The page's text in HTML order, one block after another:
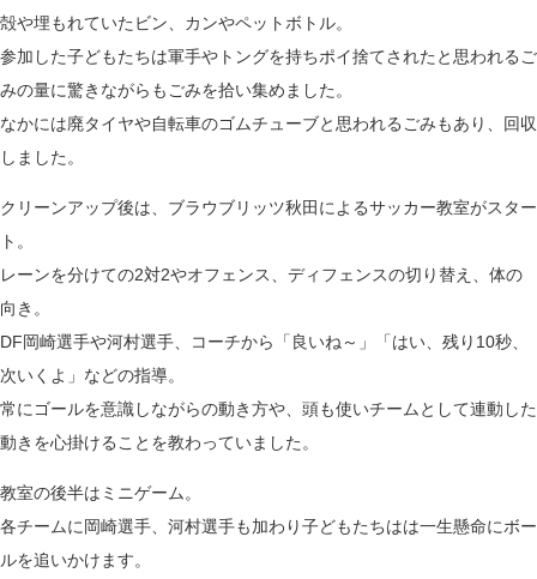
殻や埋もれていたビン、カンやペットボトル。
参加した子どもたちは軍手やトングを持ちポイ捨てされたと思われるご
みの量に驚きながらもごみを拾い集めました。
なかには廃タイヤや自転車のゴムチューブと思われるごみもあり、回収
しました。
クリーンアップ後は、ブラウブリッツ秋田によるサッカー教室がスター
ト。
レーンを分けての2対2やオフェンス、ディフェンスの切り替え、体の
向き。
DF岡崎選手や河村選手、コーチから「良いね～」「はい、残り10秒、
次いくよ」などの指導。
常にゴールを意識しながらの動き方や、頭も使いチームとして連動した
動きを心掛けることを教わっていました。
教室の後半はミニゲーム。
各チームに岡崎選手、河村選手も加わり子どもたちはは一生懸命にボー
ルを追いかけます。